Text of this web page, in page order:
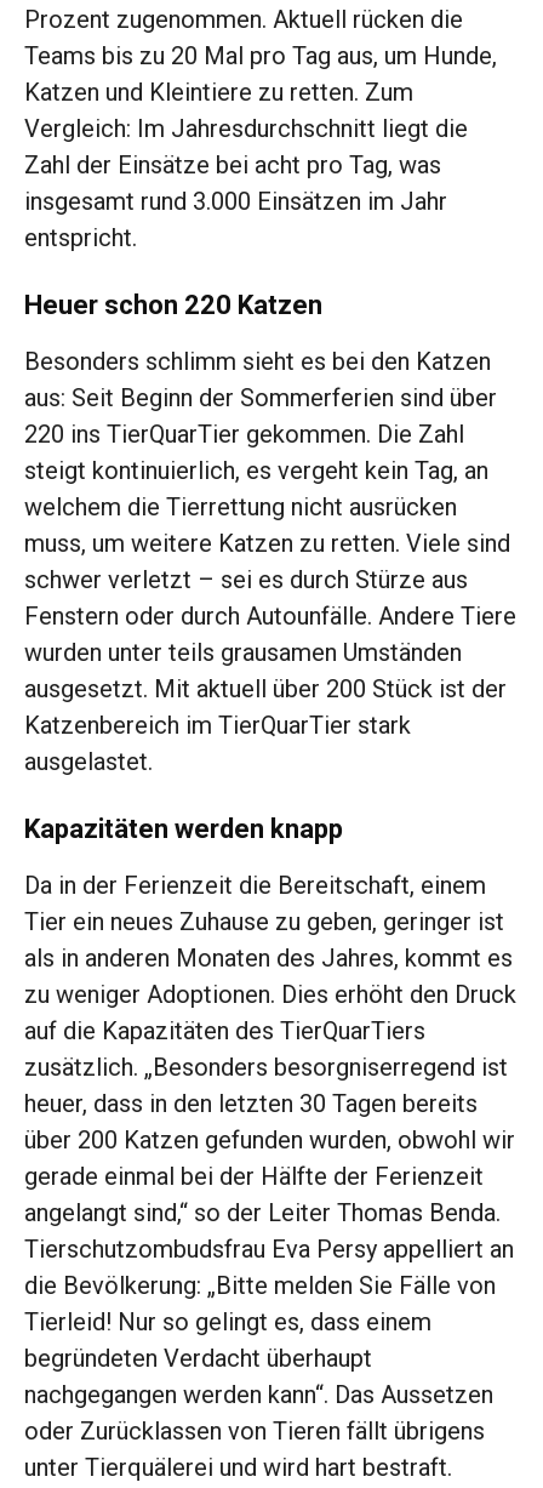
Prozent zugenommen. Aktuell rücken die
Teams bis zu 20 Mal pro Tag aus, um Hunde,
Katzen und Kleintiere zu retten. Zum
Vergleich: Im Jahresdurchschnitt liegt die
Zahl der Einsätze bei acht pro Tag, was
insgesamt rund 3.000 Einsätzen im Jahr
entspricht.
Heuer schon 220 Katzen
Besonders schlimm sieht es bei den Katzen
aus: Seit Beginn der Sommerferien sind über
220 ins TierQuarTier gekommen. Die Zahl
steigt kontinuierlich, es vergeht kein Tag, an
welchem die Tierrettung nicht ausrücken
muss, um weitere Katzen zu retten. Viele sind
schwer verletzt – sei es durch Stürze aus
Fenstern oder durch Autounfälle. Andere Tiere
wurden unter teils grausamen Umständen
ausgesetzt. Mit aktuell über 200 Stück ist der
Katzenbereich im TierQuarTier stark
ausgelastet.
Kapazitäten werden knapp
Da in der Ferienzeit die Bereitschaft, einem
Tier ein neues Zuhause zu geben, geringer ist
als in anderen Monaten des Jahres, kommt es
zu weniger Adoptionen. Dies erhöht den Druck
auf die Kapazitäten des TierQuarTiers
zusätzlich. „Besonders besorgniserregend ist
heuer, dass in den letzten 30 Tagen bereits
über 200 Katzen gefunden wurden, obwohl wir
gerade einmal bei der Hälfte der Ferienzeit
angelangt sind,“ so der Leiter Thomas Benda.
Tierschutzombudsfrau Eva Persy appelliert an
die Bevölkerung: „Bitte melden Sie Fälle von
Tierleid! Nur so gelingt es, dass einem
begründeten Verdacht überhaupt
nachgegangen werden kann“. Das Aussetzen
oder Zurücklassen von Tieren fällt übrigens
unter Tierquälerei und wird hart bestraft.